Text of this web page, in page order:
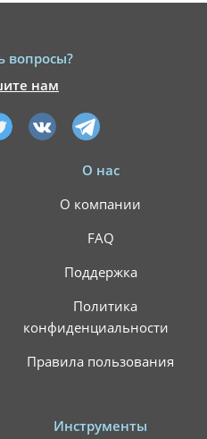
вопросы?
нам
О нас
О компании
FAQ
Поддержка
Политика
конфиденциальности
Правила пользования
Инструменты